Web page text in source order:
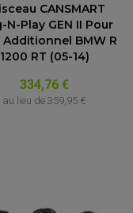
CANSMART
N-Play GEN II Pour
Additionnel BMW R
1200 RT (05-14)
334,76 €
au lieu de 359,95 €